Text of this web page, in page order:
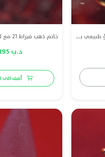
خاتم ذهب قيراط 21 مع لؤلؤ طبيعي بحريني
د.ب 195
أضف الى السلة